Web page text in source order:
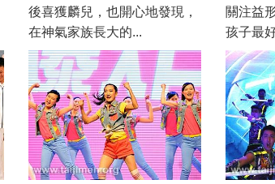
後喜獲麟兒，也開心地發現，
在神氣家族長大的...
關注益
孩子最